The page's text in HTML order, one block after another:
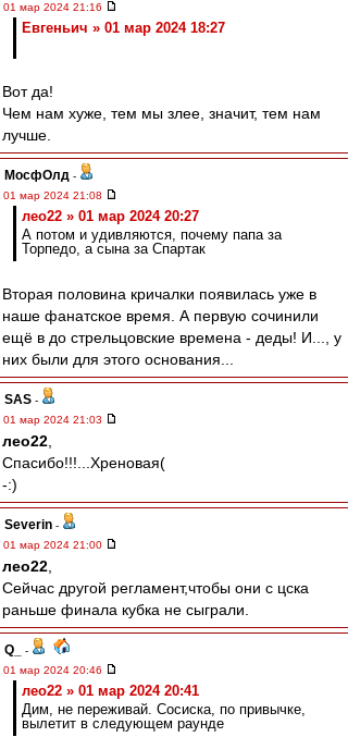
01 мар 2024 21:16
Евгеньич » 01 мар 2024 18:27
Вот да!
Чем нам хуже, тем мы злее, значит, тем нам
лучше.
МосфОлд -
01 мар 2024 21:08
лео22 » 01 мар 2024 20:27
А потом и удивляются, почему папа за
Торпедо, а сына за Спартак
Вторая половина кричалки появилась уже в
наше фанатское время. А первую сочинили
ещё в до стрельцовские времена - деды! И..., у
них были для этого основания...
SAS -
01 мар 2024 21:03
лео22
Спасибо!!!...Хреновая(
-:)
Severin -
01 мар 2024 21:00
лео22
Сейчас другой регламент,чтобы они с цска
раньше финала кубка не сыграли.
Q_
-
01 мар 2024 20:46
лео22 » 01 мар 2024 20:41
Дим, не переживай. Сосиска, по привычке,
вылетит в следующем раунде